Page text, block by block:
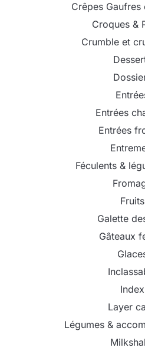
Crêpes Gaufres
Croques &
Crumble et
Entrées
Entrées
Féculents &
Fruits
Galette
Gâteaux
Index
Layer
Légumes &